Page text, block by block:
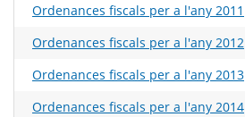
Ordenances fiscals per a l'any 2011
Ordenances fiscals per a l'any 2012
Ordenances fiscals per a l'any 2013
Ordenances fiscals per a l'any 2014